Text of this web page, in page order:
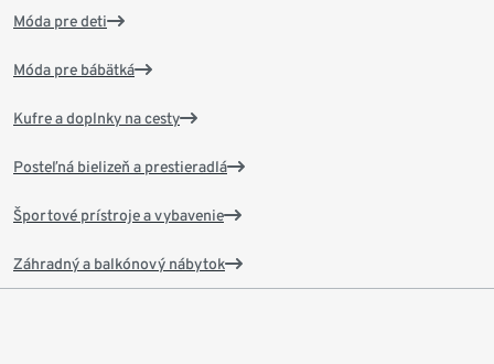
Móda pre deti
Móda pre bábätká
Kufre a doplnky na cesty
Posteľná bielizeň a prestieradlá
Športové prístroje a vybavenie
Záhradný a balkónový nábytok